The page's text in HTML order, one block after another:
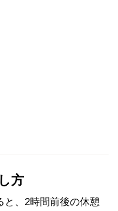
方
と、2時間前後の休憩